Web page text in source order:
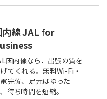
内線 JAL for
国内線なら、出張の質を
てくれる。無料Wi-Fi・
完備、足元はゆった
待ち時間を短縮。